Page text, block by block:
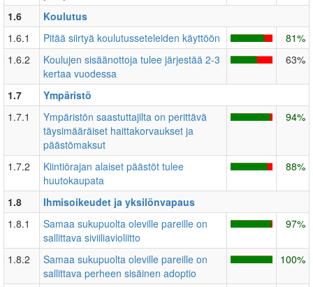
1.6
Koulutus
1.6.1
Pitää siirtyä koulutusseteleiden käyttöön
81%
1.6.2
Koulujen sisäänottoja tulee järjestää 2-3
kertaa vuodessa
63%
1.7
Ympäristö
1.7.1
Ympäristön saastuttajilta on perittävä
täysimääräiset haittakorvaukset ja
päästömaksut
94%
1.7.2
Kiintiörajan alaiset päästöt tulee
huutokaupata
88%
1.8
Ihmisoikeudet ja yksilönvapaus
1.8.1
Samaa sukupuolta oleville pareille on
sallittava siviiliavioliitto
97%
1.8.2
Samaa sukupuolta oleville pareille on
sallittava perheen sisäinen adoptio
100%